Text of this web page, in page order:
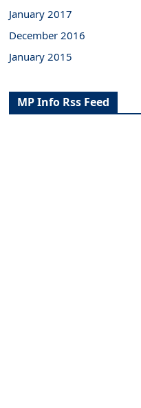
January 2017
December 2016
January 2015
MP Info Rss Feed